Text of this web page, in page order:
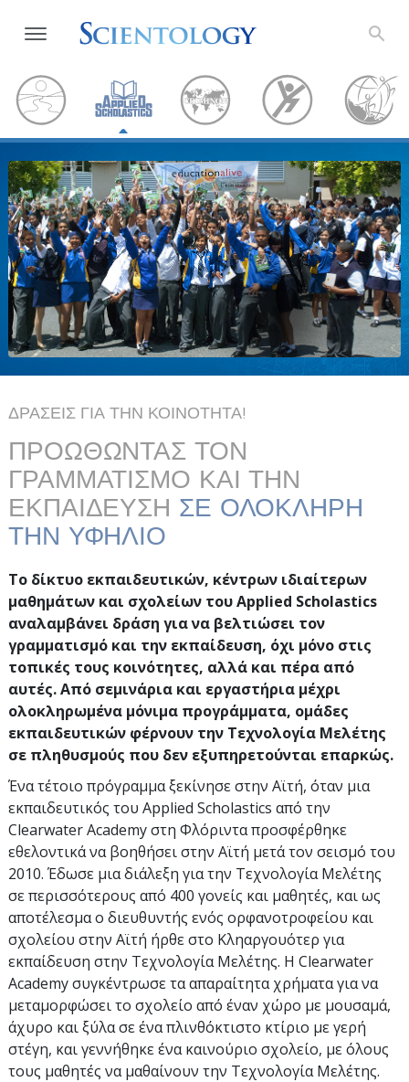
ΔΡΑΣΕΙΣ ΓΙΑ ΤΗΝ ΚΟΙΝΟΤΗΤΑ!
ΠΡΟΩΘΩΝΤΑΣ ΤΟΝ
ΓΡΑΜΜΑΤΙΣΜΟ ΚΑΙ ΤΗΝ
ΕΚΠΑΙΔΕΥΣΗ ΣΕ ΟΛΟΚΛΗΡΗ
ΤΗΝ ΥΦΗΛΙΟ
Το δίκτυο εκπαιδευτικών, κέντρων ιδιαίτερων
μαθημάτων και σχολείων του Applied Scholastics
αναλαμβάνει δράση για να βελτιώσει τον
γραμματισμό και την εκπαίδευση, όχι μόνο στις
τοπικές τους κοινότητες, αλλά και πέρα από
αυτές. Από σεμινάρια και εργαστήρια μέχρι
ολοκληρωμένα μόνιμα προγράμματα, ομάδες
εκπαιδευτικών φέρνουν την Τεχνολογία Μελέτης
σε πληθυσμούς που δεν εξυπηρετούνται επαρκώς.
Ένα τέτοιο πρόγραμμα ξεκίνησε στην Αϊτή, όταν μια
εκπαιδευτικός του Applied Scholastics από την
Clearwater Academy στη Φλόριντα προσφέρθηκε
εθελοντικά να βοηθήσει στην Αϊτή μετά τον σεισμό του
2010. Έδωσε μια διάλεξη για την Τεχνολογία Μελέτης
σε περισσότερους από 400 γονείς και μαθητές, και ως
αποτέλεσμα ο διευθυντής ενός ορφανοτροφείου και
σχολείου στην Αϊτή ήρθε στο Κληαργουότερ για
εκπαίδευση στην Τεχνολογία Μελέτης. Η Clearwater
Academy συγκέντρωσε τα απαραίτητα χρήματα για να
μεταμορφώσει το σχολείο από έναν χώρο με μουσαμά,
άχυρο και ξύλα σε ένα πλινθόκτιστο κτίριο με γερή
στέγη, και γεννήθηκε ένα καινούριο σχολείο, με όλους
τους μαθητές να μαθαίνουν την Τεχνολογία Μελέτης.